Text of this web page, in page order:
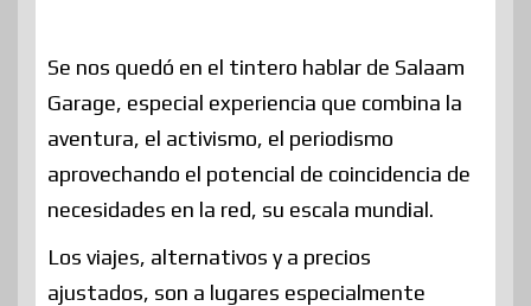
Se nos quedó en el tintero hablar de Salaam
Garage, especial experiencia que combina la
aventura, el activismo, el periodismo
aprovechando el potencial de coincidencia de
necesidades en la red, su escala mundial.
Los viajes, alternativos y a precios
ajustados, son a lugares especialmente